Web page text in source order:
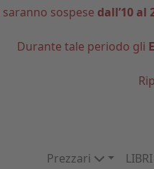
saranno sospese dall’10 al
Durante tale periodo gli
Prezzari LIBRI